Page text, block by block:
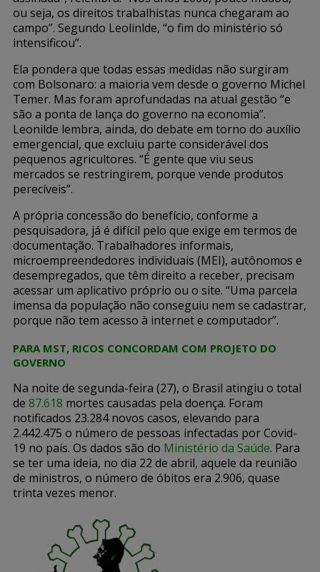
ou seja, os direitos trabalhistas nunca chegaram ao
campo”. Segundo Leolinlde, “o fim do ministério só
intensificou”.
Ela pondera que todas essas medidas não surgiram
com Bolsonaro: a maioria vem desde o governo Michel
Temer. Mas foram aprofundadas na atual gestão “e
são a ponta de lança do governo na economia”.
Leonilde lembra, ainda, do debate em torno do auxílio
emergencial, que excluiu parte considerável dos
pequenos agricultores. “É gente que viu seus
mercados se restringirem, porque vende produtos
perecíveis”.
A própria concessão do benefício, conforme a
pesquisadora, já é difícil pelo que exige em termos de
documentação. Trabalhadores informais,
microempreendedores individuais (MEI), autônomos e
desempregados, que têm direito a receber, precisam
acessar um aplicativo próprio ou o site. “Uma parcela
imensa da população não conseguiu nem se cadastrar,
porque não tem acesso à internet e computador”.
PARA MST, RICOS CONCORDAM COM PROJETO DO
GOVERNO
Na noite de segunda-feira (27), o Brasil atingiu o total
de 87.618 mortes causadas pela doença. Foram
notificados 23.284 novos casos, elevando para
2.442.475 o número de pessoas infectadas por Covid-
19 no país. Os dados são do Ministério da Saúde. Para
se ter uma ideia, no dia 22 de abril, aquele da reunião
de ministros, o número de óbitos era 2.906, quase
trinta vezes menor.